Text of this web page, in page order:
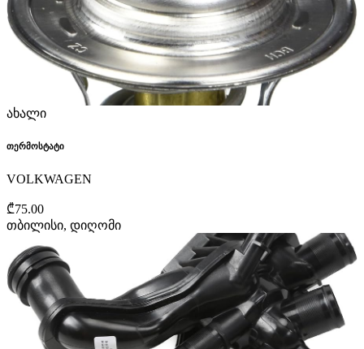
ახალი
თერმოსტატი
VOLKWAGEN
₾75.00
თბილისი, დიღომი